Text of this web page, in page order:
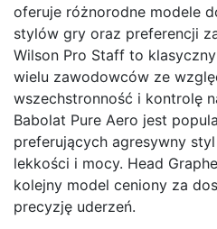
oferuje różnorodne modele
stylów gry oraz preferencji
Wilson Pro Staff to
wielu zawodowców ze
wszechstronność i kontrolę
Babolat Pure Aero jest
preferujących agresywny
lekkości i mocy. Head
kolejny model ceniony za
precyzję uderzeń.